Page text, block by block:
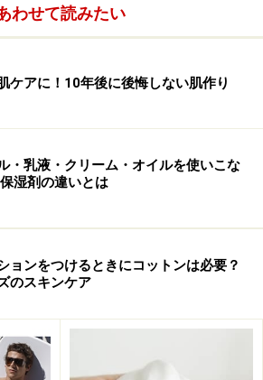
うけのよいバラがほのかに香る癒し
す。
ものです。最新の内容をご確認くださ
わせて読みたい
ケアに！10年後に後悔しない肌作り
・乳液・クリーム・オイルを使いこな
湿剤の違いとは
ョンをつけるときにコットンは必要？
のスキンケア